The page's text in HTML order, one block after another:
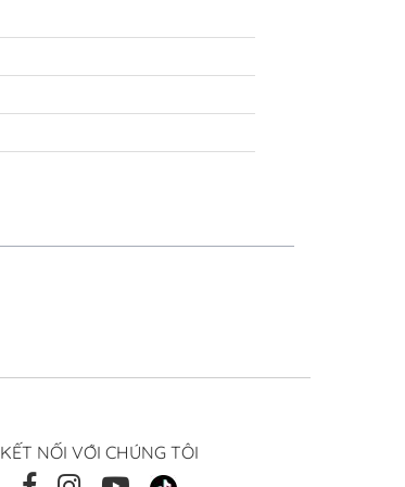
KẾT NỐI VỚI CHÚNG TÔI